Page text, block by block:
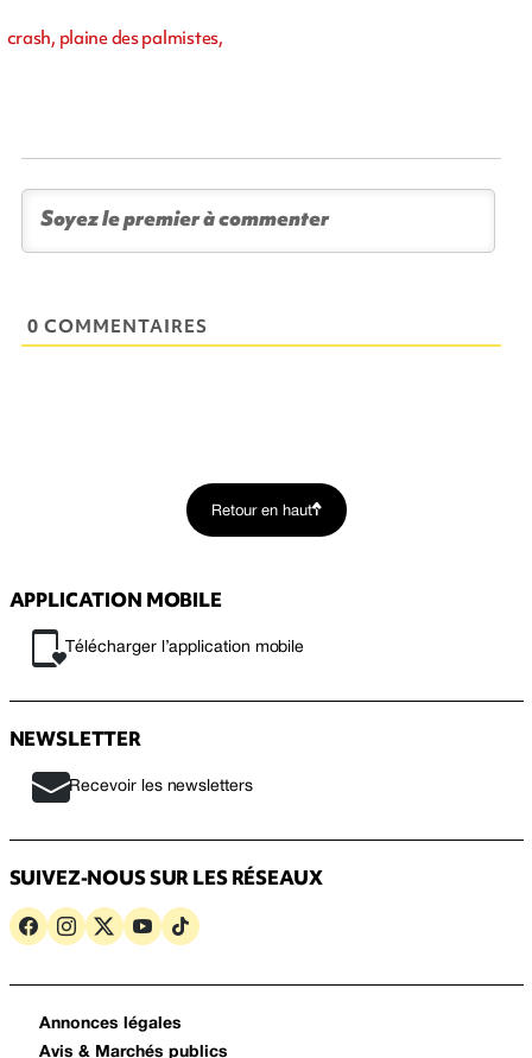
crash, plaine des palmistes,
0 COMMENTAIRES
Retour en haut
APPLICATION MOBILE
Télécharger l’application mobile
NEWSLETTER
Recevoir les newsletters
SUIVEZ-NOUS SUR LES RÉSEAUX
Annonces légales
Avis & Marchés publics